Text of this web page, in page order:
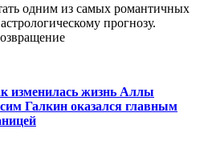
одним из самых романтичных
прогнозу.
изменилась жизнь Аллы
Галкин оказался главным